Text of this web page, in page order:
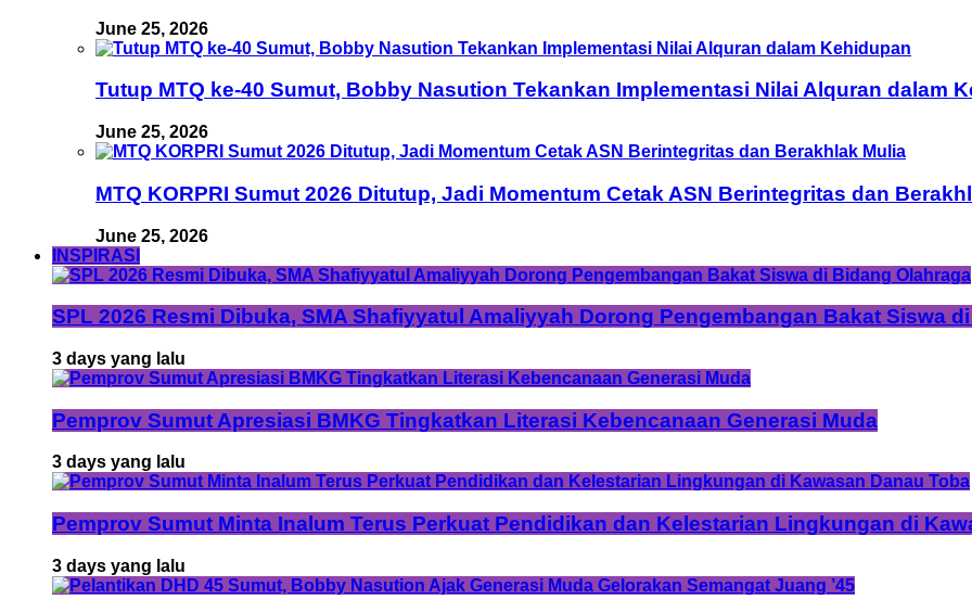
June 25, 2026
Tutup MTQ ke-40 Sumut, Bobby Nasution Tekankan Implementasi Nilai Alquran dalam
June 25, 2026
MTQ KORPRI Sumut 2026 Ditutup, Jadi Momentum Cetak ASN Berintegritas dan
June 25, 2026
INSPIRASI
SPL 2026 Resmi Dibuka, SMA Shafiyyatul Amaliyyah Dorong Pengembangan Bakat Siswa
3 days yang lalu
Pemprov Sumut Apresiasi BMKG Tingkatkan Literasi Kebencanaan Generasi Muda
3 days yang lalu
Pemprov Sumut Minta Inalum Terus Perkuat Pendidikan dan Kelestarian Lingkungan di
3 days yang lalu